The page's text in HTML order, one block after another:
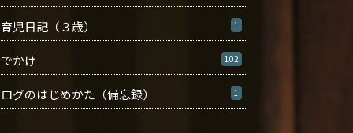
日記（３歳） 1
かけ 102
グのはじめかた（備忘録） 1